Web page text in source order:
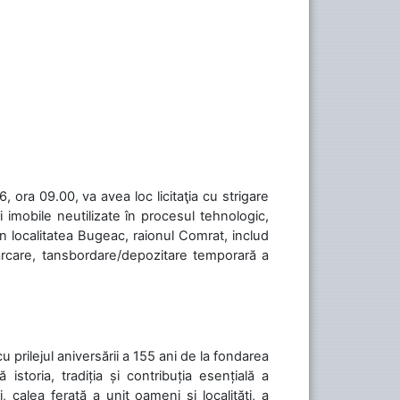
ora 09.00, va avea loc licitaţia cu strigare
neutilizate în procesul tehnologic,
localitatea Bugeac, raionul Comrat, includ
tansbordare/depozitare temporară a
prilejul aniversării a 155 ani de la fondarea
istoria, tradiția și contribuția esențială a
calea ferată a unit oameni și localități, a